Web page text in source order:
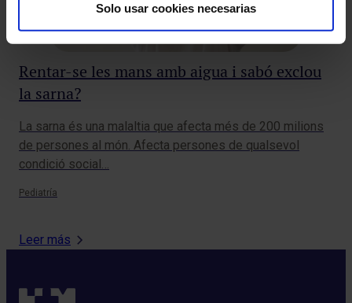
Solo usar cookies necesarias
Rentar-se les mans amb aigua i sabó exclou
la sarna?
La sarna és una malaltia que afecta més de 200 milions
de persones al món. Afecta persones de qualsevol
condició social…
Pediatría
Leer más